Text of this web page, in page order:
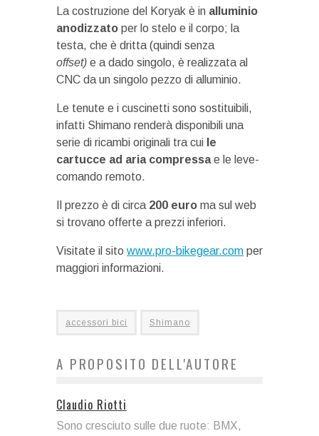
La costruzione del Koryak è in alluminio
anodizzato per lo stelo e il corpo; la
testa, che è dritta (quindi senza
offset) e a dado singolo, è realizzata al
CNC da un singolo pezzo di alluminio.
Le tenute e i cuscinetti sono sostituibili,
infatti Shimano renderà disponibili una
serie di ricambi originali tra cui le
cartucce ad aria compressae le leve-
comando remoto.
Il prezzo è di circa 200 euro ma sul web
si trovano offerte a prezzi inferiori.
Visitate il sito www.pro-bikegear.com per
maggiori informazioni.
accessori bici Shimano
A PROPOSITO DELL'AUTORE
Claudio Riotti
Sono cresciuto sulle due ruote: BMX,